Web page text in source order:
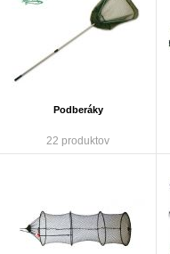
Podberáky
22 produktov